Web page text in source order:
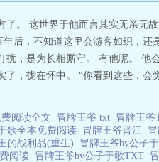
得战战兢兢，要是陛下发现他是冒
侍：“无，但今天陛下有遣人问桓
珍宝，也得暴君世间独一的宠爱。
！！ 冒牌王爷
。 这世界于他而言其实无亲无
后，不知道这里会游客如织，还
，是为长相厮守。 有他呢。 他
，拢在怀中。 “你看到这些，会
阅读全文 冒牌王爷 txt 冒牌王爷
歌全本免费阅读 冒牌王爷晋江
的战利品(重生) 冒牌王爷by公子
阅读 冒牌王爷by公子于歌TXT